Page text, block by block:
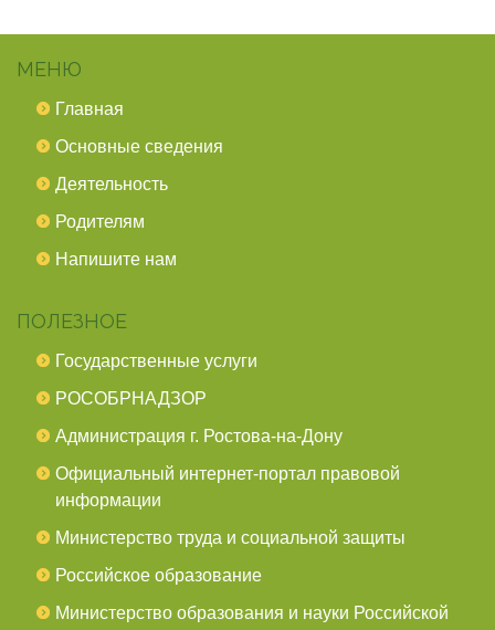
МЕНЮ
Главная
Основные сведения
Деятельность
Родителям
Напишите нам
ПОЛЕЗНОЕ
Государственные услуги
РОСОБРНАДЗОР
Администрация г. Ростова-на-Дону
Официальный интернет-портал правовой
информации
Министерство труда и социальной защиты
Российское образование
Министерство образования и науки Российской